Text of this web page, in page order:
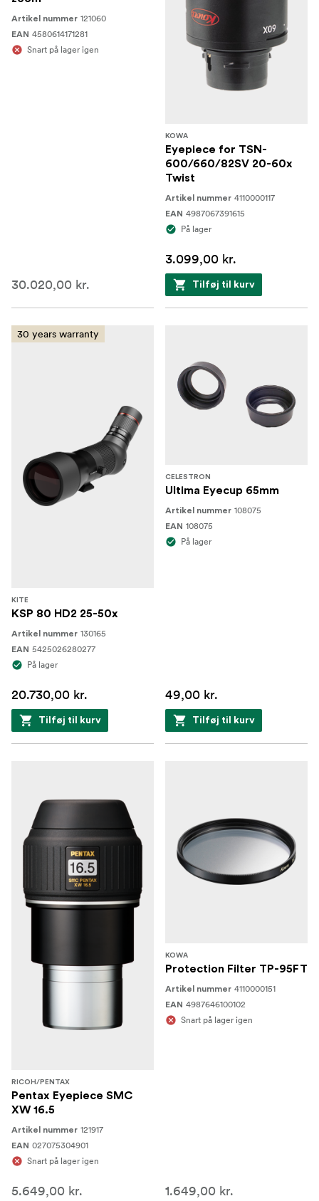
Artikel nummer 121060
EAN 4580614171281
Snart på lager igen
30.020,00 kr.
KOWA
Eyepiece for TSN-
600/660/82SV 20-60x
Twist
Artikel nummer 4110000117
EAN 4987067391615
På lager
3.099,00 kr.
Tilføj til kurv
30 years warranty
KITE
KSP 80 HD2 25-50x
Artikel nummer 130165
EAN 5425026280277
På lager
20.730,00 kr.
Tilføj til kurv
CELESTRON
Ultima Eyecup 65mm
Artikel nummer 108075
EAN 108075
På lager
49,00 kr.
Tilføj til kurv
RICOH/PENTAX
Pentax Eyepiece SMC
XW 16.5
Artikel nummer 121917
EAN 027075304901
Snart på lager igen
5.649,00 kr.
KOWA
Protection Filter TP-95FT
Artikel nummer 4110000151
EAN 4987646100102
Snart på lager igen
1.649,00 kr.